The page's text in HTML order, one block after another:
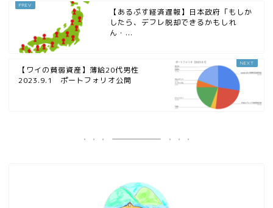
【あるぷす経済遅報】日本政府「もしか
したら、デフレ脱却できるかもしれ
ん・...
【ワイの貧弱資産】薄給20代男性
2023.9.1 ポートフォリオ公開